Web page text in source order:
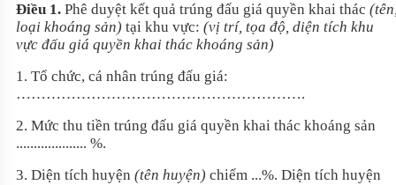
Điều 1. Phê duyệt kết quả trúng đấu giá quyền khai thác
loại khoáng sản) tại khu vực: (vị trí, tọa độ, diện tích khu
vực đấu giá quyền khai thác khoáng sản)
1. Tổ chức, cá nhân trúng đấu giá:
………………………………………………….
2. Mức thu tiền trúng đấu giá quyền khai thác khoáng sản
.................... %.
3. Diện tích huyện (tên huyện) chiếm ...%. Diện tích huyện